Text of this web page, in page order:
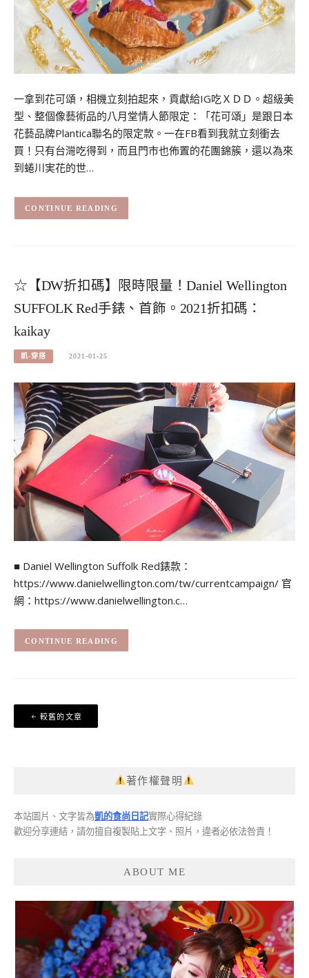
一拿到花可頌，相機立刻拍起來，貢獻給IG吃ＸＤＤ。超級美
型、整個像藝術品的八月堂情人節限定：「花可頌」是跟日本
花藝品牌Plantica聯名的限定款。一在FB看到我就立刻衝去
買！只有台灣吃得到，而且門市也佈置的花團錦簇，還以為來
到蜷川実花的世…
CONTINUE READING
☆【DW折扣碼】限時限量！Daniel Wellington
SUFFOLK Red手錶、首飾。2021折扣碼：
kaikay
凱-穿搭 2021-01-25
■ Daniel Wellington Suffolk Red錶款：
https://www.danielwellington.com/tw/currentcampaign/ 官
網：https://www.danielwellington.c…
CONTINUE READING
章
較舊的文章
著作權聲明
本站圖片、文字皆為凱的食尚日記實際心得紀錄
歡迎分享連結，請勿擅自複製貼上文字、照片，違者必依法咎責！
ABOUT ME